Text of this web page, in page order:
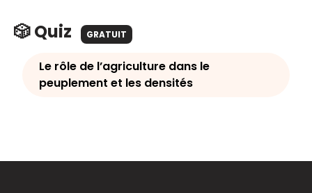
🎲 Quiz GRATUIT
Le rôle de l’agriculture dans le
peuplement et les densités